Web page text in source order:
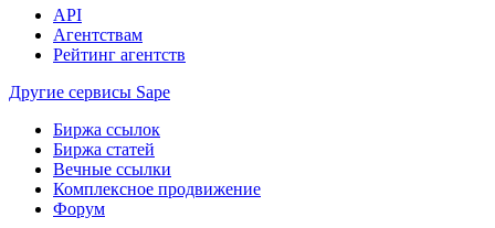
API
Агентствам
Рейтинг агентств
Другие сервисы Sape
Биржа ссылок
Биржа статей
Вечные ссылки
Комплексное продвижение
Форум